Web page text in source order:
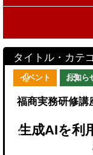
イベント お知ら
福商実務研修講
生成AIを利